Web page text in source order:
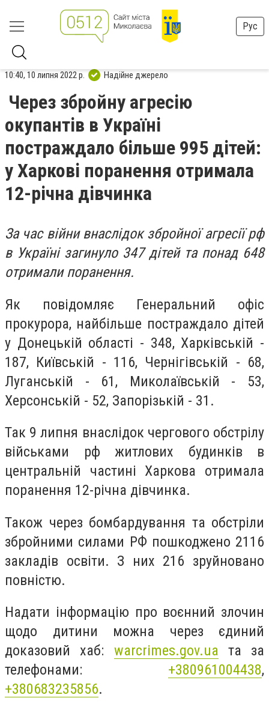
Рус
10:40, 10 липня 2022 р. Надійне джерело
Через збройну агресію
окупантів в Україні
постраждало більше 995 дітей:
у Харкові поранення отримала
12-річна дівчинка
За час війни внаслідок збройної агресії рф
в Україні загинуло 347 дітей та понад 648
отримали поранення.
Як повідомляє Генеральний офіс
прокурора, найбільше постраждало дітей
у Донецькій області - 348, Харківській -
187, Київській - 116, Чернігівській - 68,
Луганській - 61, Миколаївській - 53,
Херсонській - 52, Запорізькій - 31.
Так 9 липня внаслідок чергового обстрілу
військами рф житлових будинків в
центральній частині Харкова отримала
поранення 12-річна дівчинка.
Також через бомбардування та обстріли
збройними силами РФ пошкоджено 2116
закладів освіти. З них 216 зруйновано
повністю.
Надати інформацію про воєнний злочин
щодо дитини можна через єдиний
доказовий хаб: warcrimes.gov.ua та за
телефонами: +380961004438,
+380683235856.